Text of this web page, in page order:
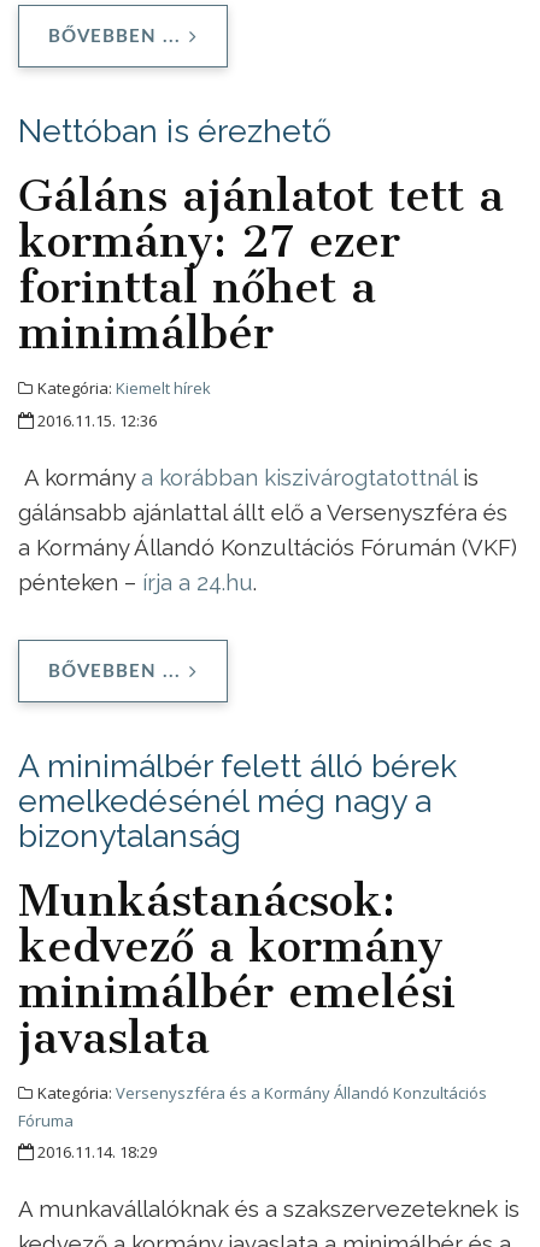
BŐVEBBEN ...
Nettóban is érezhető
Gáláns ajánlatot tett a
kormány: 27 ezer
forinttal nőhet a
minimálbér
Kategória: Kiemelt hírek
2016.11.15. 12:36
A kormánya korábban kiszivárogtatottnális
gálánsabb ajánlattal állt elő a Versenyszféra és
a Kormány Állandó Konzultációs Fórumán (VKF)
pénteken – írja a 24.hu.
BŐVEBBEN ...
A minimálbér felett álló bérek
emelkedésénél még nagy a
bizonytalanság
Munkástanácsok:
kedvező a kormány
minimálbér emelési
javaslata
Kategória: Versenyszféra és a Kormány Állandó Konzultációs
Fóruma
2016.11.14. 18:29
A munkavállalóknak és a szakszervezeteknek is